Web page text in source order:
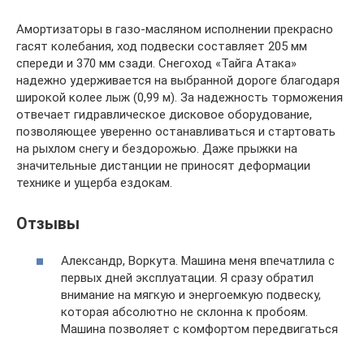
Амортизаторы в газо-масляном исполнении прекрасно
гасят колебания, ход подвески составляет 205 мм
спереди и 370 мм сзади. Снегоход «Тайга Атака»
надежно удерживается на выбранной дороге благодаря
широкой колее лыж (0,99 м). За надежность торможения
отвечает гидравлическое дисковое оборудование,
позволяющее уверенно останавливаться и стартовать
на рыхлом снегу и бездорожью. Даже прыжки на
значительные дистанции не приносят деформации
технике и ущерба ездокам.
Отзывы
Александр, Воркута. Машина меня впечатлила с
первых дней эксплуатации. Я сразу обратил
внимание на мягкую и энергоемкую подвеску,
которая абсолютно не склонна к пробоям.
Машина позволяет с комфортом передвигаться